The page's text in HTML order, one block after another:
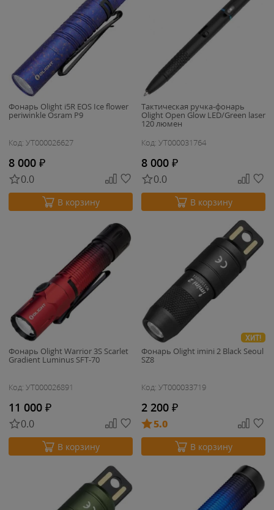
Фонарь Olight i5R EOS Ice flower
periwinkle Osram P9
Код: УТ000026627
8 000 ₽
0.0
В корзину
Тактическая ручка-фонарь
Olight Open Glow LED/Green laser
120 люмен
Код: УТ000031764
8 000 ₽
0.0
В корзину
Фонарь Olight Warrior 3S Scarlet
Gradient Luminus SFT-70
Код: УТ000026891
11 000 ₽
0.0
В корзину
ХИТ!
Фонарь Olight imini 2 Black Seoul
SZ8
Код: УТ000033719
2 200 ₽
5.0
В корзину